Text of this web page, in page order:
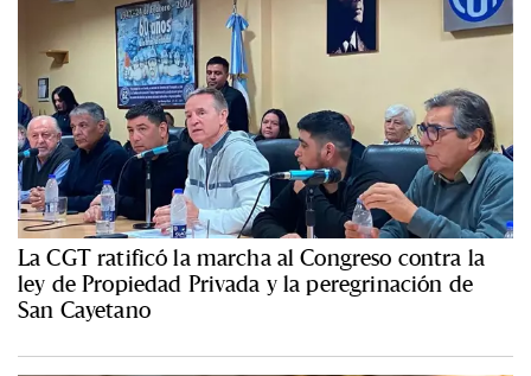
La CGT ratificó la marcha al Congreso contra la
ley de Propiedad Privada y la peregrinación de
San Cayetano